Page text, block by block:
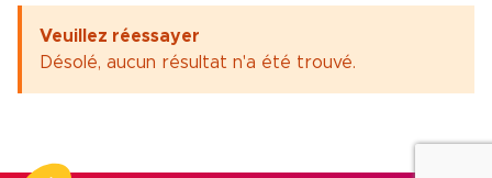
Veuillez réessayer
Désolé, aucun résultat n'a été trouvé.